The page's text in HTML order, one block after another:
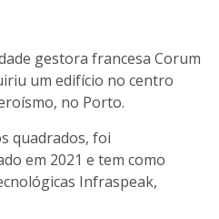
gestora francesa Corum
um edifício no centro
no Porto.
quadrados, foi
em 2021 e tem como
Infraspeak,